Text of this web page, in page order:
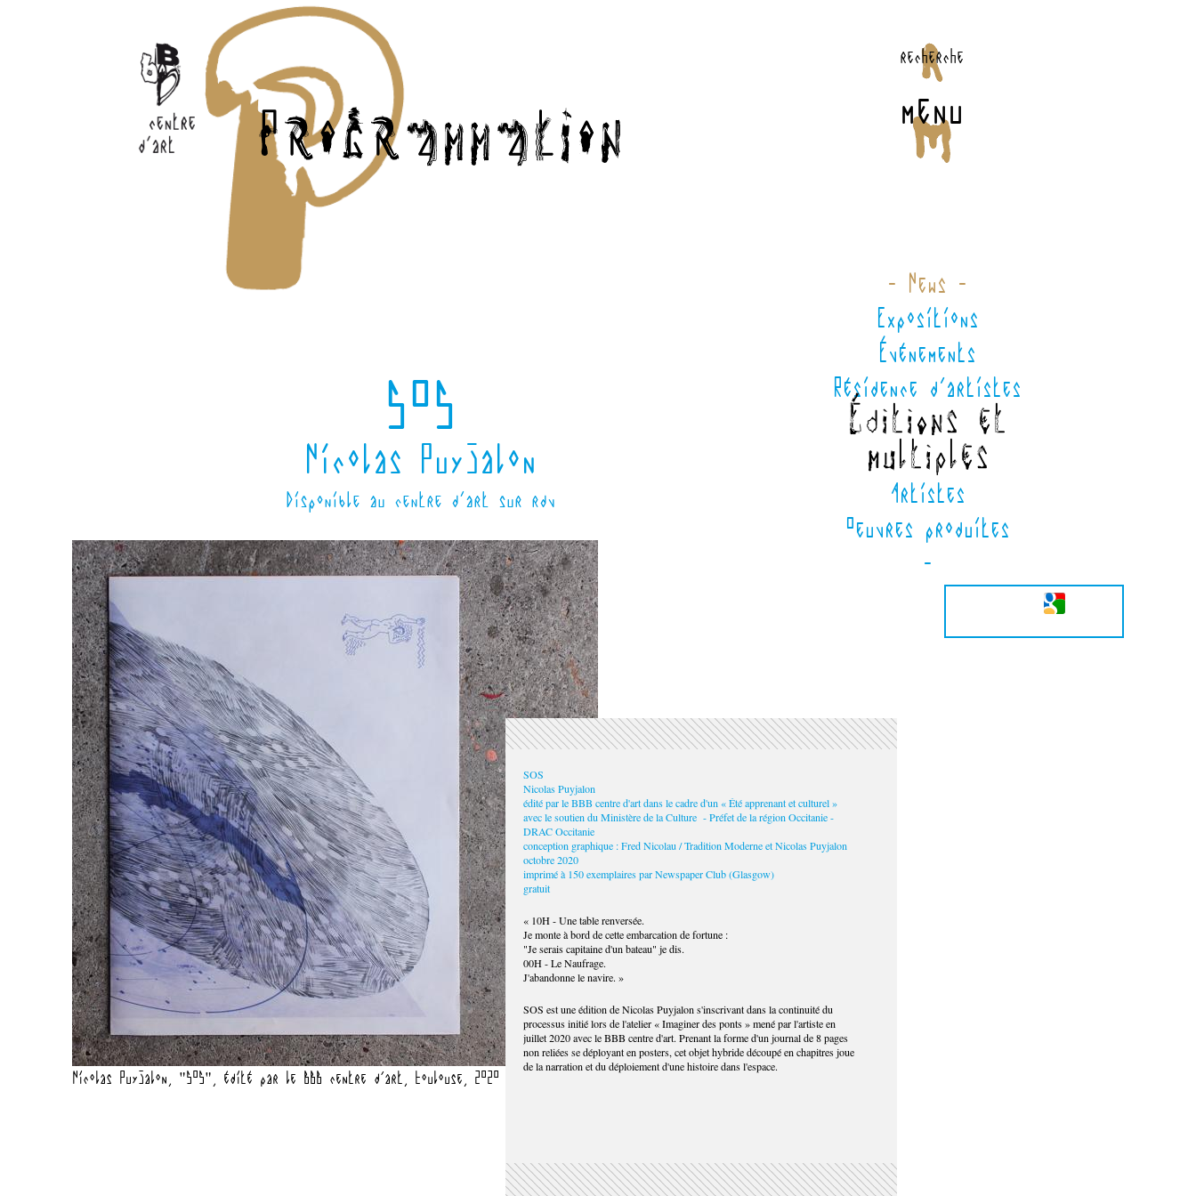
recherche
menu
- News -
Expositions
Événements
Résidence d'artistes
Éditions et
multiples
Artistes
Oeuvres produites
-
SOS
Nicolas Puyjalon
Disponible au centre d'art sur rdv
Nicolas Puyjalon, "SOS", édité par le BBB centre d'art, Toulouse, 2020 Nicolas Puyjalon, "SOS", édité par le BBB centre d'art, Toulouse, 2020
SOS
Nicolas Puyjalon
édité par le BBB centre d'art dans le cadre d'un « Été apprenant et culturel »
avec le soutien du Ministère de la Culture - Préfet de la région Occitanie -
DRAC Occitanie
conception graphique : Fred Nicolau / Tradition Moderne et Nicolas Puyjalon
octobre 2020
imprimé à 150 exemplaires par Newspaper Club (Glasgow)
gratuit
« 10H - Une table renversée.
Je monte à bord de cette embarcation de fortune :
"Je serais capitaine d'un bateau" je dis.
00H - Le Naufrage.
J'abandonne le navire. »
SOS est une édition de Nicolas Puyjalon s'inscrivant dans la continuité du
processus initié lors de l'atelier « Imaginer des ponts » mené par l'artiste en
juillet 2020 avec le BBB centre d'art. Prenant la forme d'un journal de 8 pages
non reliées se déployant en posters, cet objet hybride découpé en chapitres joue
de la narration et du déploiement d'une histoire dans l'espace.